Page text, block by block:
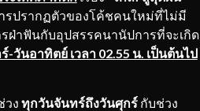
รปรากฏตัวของโค้ชคนใหม่ที่ไม่มี
ฝ่าฟันกับอุปสรรคนานัปการที่จะเกิด
-วันอาทิตย์ เวลา 02.55 น. เป็นต้นไป
วง ทุกวันจันทร์ถึงวันศุกร์กับช่วง